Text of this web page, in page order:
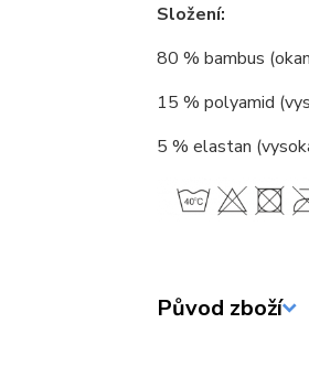
Složení:
80 % bambus
15 % polyamid
5 % elastan
Původ zboží